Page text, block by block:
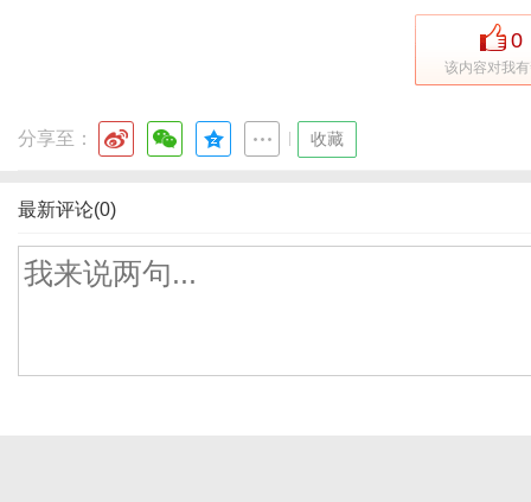
0
该内容对我
分享至： 收藏
最新评论(0)